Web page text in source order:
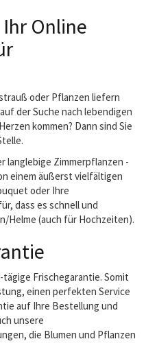
Online
oder Pflanzen liefern
der Suche nach lebendigen
kommen? Dann sind Sie
langlebige Zimmerpflanzen -
einem äußerst vielfältigen
oder Ihre
dass es schnell und
Helme (auch für Hochzeiten).
Frischegarantie. Somit
einen perfekten Service
auf Ihre Bestellung und
unsere
die Blumen und Pflanzen